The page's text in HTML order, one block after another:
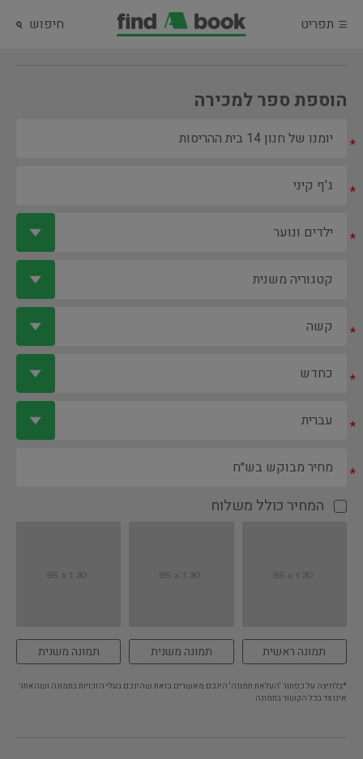
תפריט חיפוש
הוספת ספר למכירה
*
*
*
*
*
*
*
המחיר כולל משלוח
תמונה ראשית תמונה משנית תמונה משנית
*בלחיצה על כפתור 'העלאת תמונה' הינכם מאשרים בזאת שהינכם בעלי הזכויות בתמונה ושהאתר
אינו צד בכל הקשור בתמונה